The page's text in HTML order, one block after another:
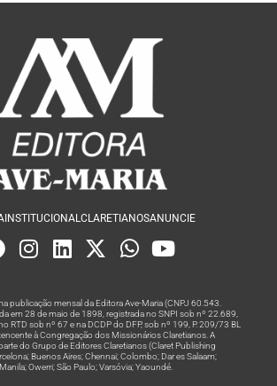
INSTITUCIONAL CLARETIANOSANUNCIE
publicação mensal da Editora Ave-Maria (CNPJ 60.543.
em 28 de maio de 1898, registrada no SNPI sob nº 22.689,
RTD sob nº 67 e na DCDP do DFP, sob nº 199, P. 209/73 BL
à Congregação dos Missionários Claretianos. A
do Grupo de Editores Claretianos (Claret Publishing
Buenos Aires; Chennai; Colombo; Dar es Salaam;
Owerri; São Paulo; Varsóvia; Yaoundé.